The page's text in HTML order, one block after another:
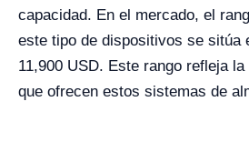
capacidad. En el mercado, el
este tipo de dispositivos se sitúa
11,900 USD. Este rango refleja
que ofrecen estos sistemas de